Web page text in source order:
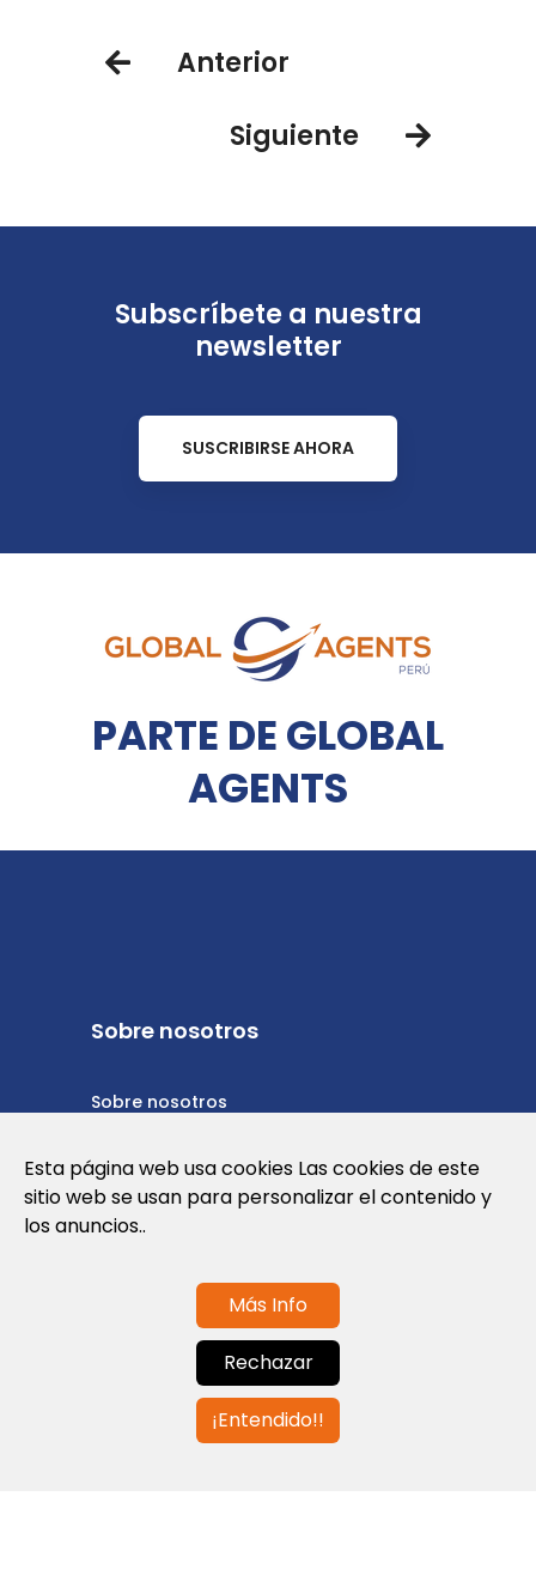
Anterior
Siguiente
Subscríbete a nuestra
newsletter
SUSCRIBIRSE AHORA
PARTE DE GLOBAL
AGENTS
Sobre nosotros
Sobre nosotros
Política de cookies
Contáctanos
info@globalagents.net
Esta página web usa cookies Las cookies de este
sitio web se usan para personalizar el contenido y
los anuncios..
Más Info
Rechazar
¡Entendido!!